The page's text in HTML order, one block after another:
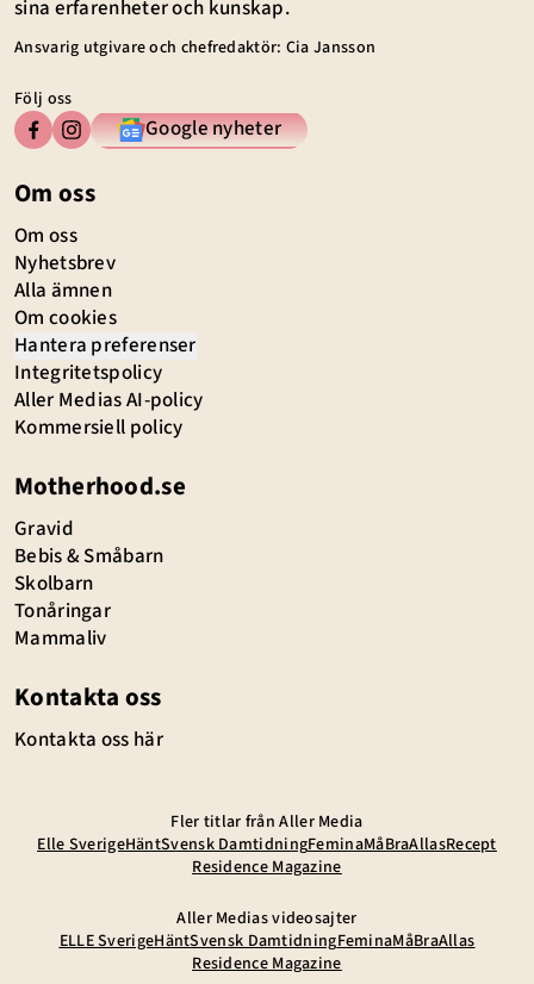
sina erfarenheter och kunskap.
Ansvarig utgivare och chefredaktör: Cia Jansson
Följ oss
Google nyheter
Om oss
Om oss
Nyhetsbrev
Alla ämnen
Om cookies
Hantera preferenser
Integritetspolicy
Aller Medias AI-policy
Kommersiell policy
Motherhood.se
Gravid
Bebis & Småbarn
Skolbarn
Tonåringar
Mammaliv
Kontakta oss
Kontakta oss här
Fler titlar från Aller Media
Elle SverigeHäntSvensk DamtidningFeminaMåBraAllasRecept
Residence Magazine
Aller Medias videosajter
ELLE SverigeHäntSvensk DamtidningFeminaMåBraAllas
Residence Magazine